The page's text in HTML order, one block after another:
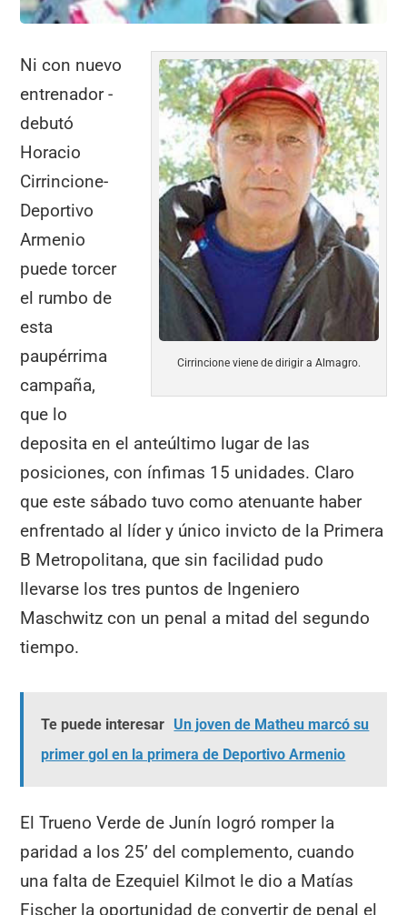
Cirrincione viene de dirigir a Almagro.
Ni con nuevo
entrenador -
debutó
Horacio
Cirrincione-
Deportivo
Armenio
puede torcer
el rumbo de
esta
paupérrima
campaña,
que lo
deposita en el anteúltimo lugar de las
posiciones, con ínfimas 15 unidades. Claro
que este sábado tuvo como atenuante haber
enfrentado al líder y único invicto de la Primera
B Metropolitana, que sin facilidad pudo
llevarse los tres puntos de Ingeniero
Maschwitz con un penal a mitad del segundo
tiempo.
Te puede interesar Un joven de Matheu marcó su
primer gol en la primera de Deportivo Armenio
El Trueno Verde de Junín logró romper la
paridad a los 25’ del complemento, cuando
una falta de Ezequiel Kilmot le dio a Matías
Fischer la oportunidad de convertir de penal el